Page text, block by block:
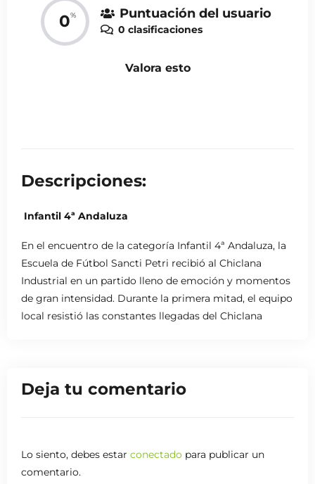
0% Puntuación del usuario
0 clasificaciones
Valora esto
Descripciones:
Infantil 4ª Andaluza
En el encuentro de la categoría Infantil 4ª Andaluza, la
Escuela de Fútbol Sancti Petri recibió al Chiclana
Industrial en un partido lleno de emoción y momentos
de gran intensidad. Durante la primera mitad, el equipo
local resistió las constantes llegadas del Chiclana
Sin embargo, en la segunda parte, el equipo visitante
favor. Fue un encuentro disputado que reflejó el
esfuerzo y el talento de ambas escuadras, dejando a la
Deja tu comentario
Lo siento, debes estar conectado para publicar un
comentario.